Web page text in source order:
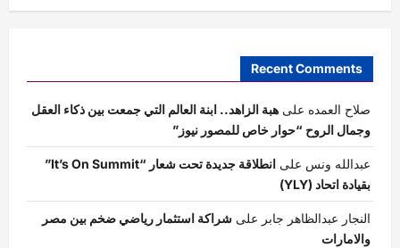
Recent Comments
صلاح العمده على هبة الزاهد.. ابنة العالم التي جمعت بين ذكاء العقل
وجمال الروح “حوار خاص للمصور نيوز”
عبدالله ونس على
انطلاقة جديدة تحت شعار “It’s On Summit”
بقيادة اتحاد (YLY)
النجار عبدالظاهر جابر على شراكة استثمار رياضي ضخم بين مصر
والامارات